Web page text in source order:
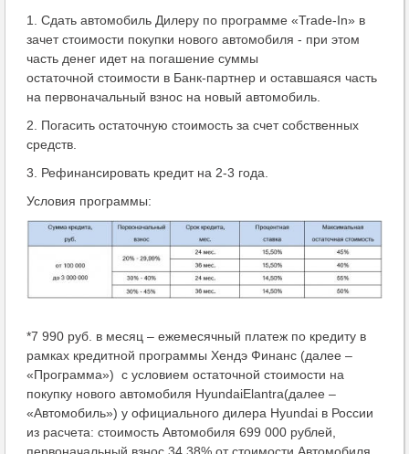
1. Сдать автомобиль Дилеру по программе «Trade-In» в
зачет стоимости покупки нового автомобиля - при этом
часть денег идет на погашение суммы
остаточной стоимости в Банк-партнер и оставшаяся часть
на первоначальный взнос на новый автомобиль.
2. Погасить остаточную стоимость за счет собственных
средств.
3. Рефинансировать кредит на 2-3 года.
Условия программы:
*7 990 руб. в месяц – ежемесячный платеж по кредиту в
рамках кредитной программы Хендэ Финанс (далее –
«Программа») с условием остаточной стоимости на
покупку нового автомобиля HyundaiElantra(далее –
«Автомобиль») у официального дилера Hyundai в России
из расчета: стоимость Автомобиля 699 000 рублей,
первоначальный взнос 34,38% от стоимости Автомобиля,